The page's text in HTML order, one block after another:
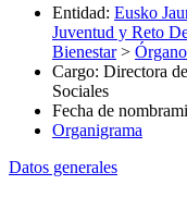
Entidad: Eusko
Juventud y Reto
Bienestar>
Cargo: Directora
Sociales
Fecha de
Organigrama
Datos generales